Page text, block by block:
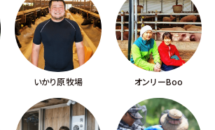
いかり原牧場 オンリーBoo